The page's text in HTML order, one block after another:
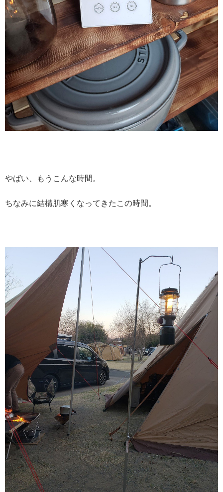
やばい、もうこんな時間。
ちなみに結構肌寒くなってきたこの時間。